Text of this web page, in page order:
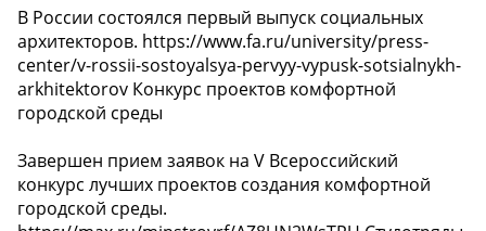
В России состоялся первый выпуск социальных
архитекторов. https://www.fa.ru/university/press-
center/v-rossii-sostoyalsya-pervyy-vypusk-sotsialnykh-
arkhitektorov Конкурс проектов комфортной
городской среды
Завершен прием заявок на V Всероссийский
конкурс лучших проектов создания комфортной
городской среды.